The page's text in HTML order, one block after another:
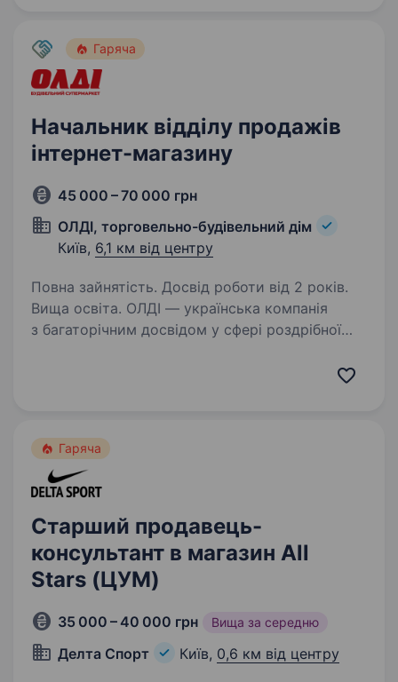
Гаряча
Начальник відділу продажів
інтернет-магазину
45 000 – 70 000 грн
ОЛДІ, торговельно-будівельний дім
Київ, 6,1 км від центру
Повна зайнятість. Досвід роботи від 2 років.
Вища освіта. ОЛДІ — українська компанія
з багаторічним досвідом у сфері роздрібної
Гаряча
Старший продавець-
консультант в магазин All
Stars (ЦУМ)
35 000 – 40 000 грн Вища за середню
Делта Спорт Київ, 0,6 км від центру